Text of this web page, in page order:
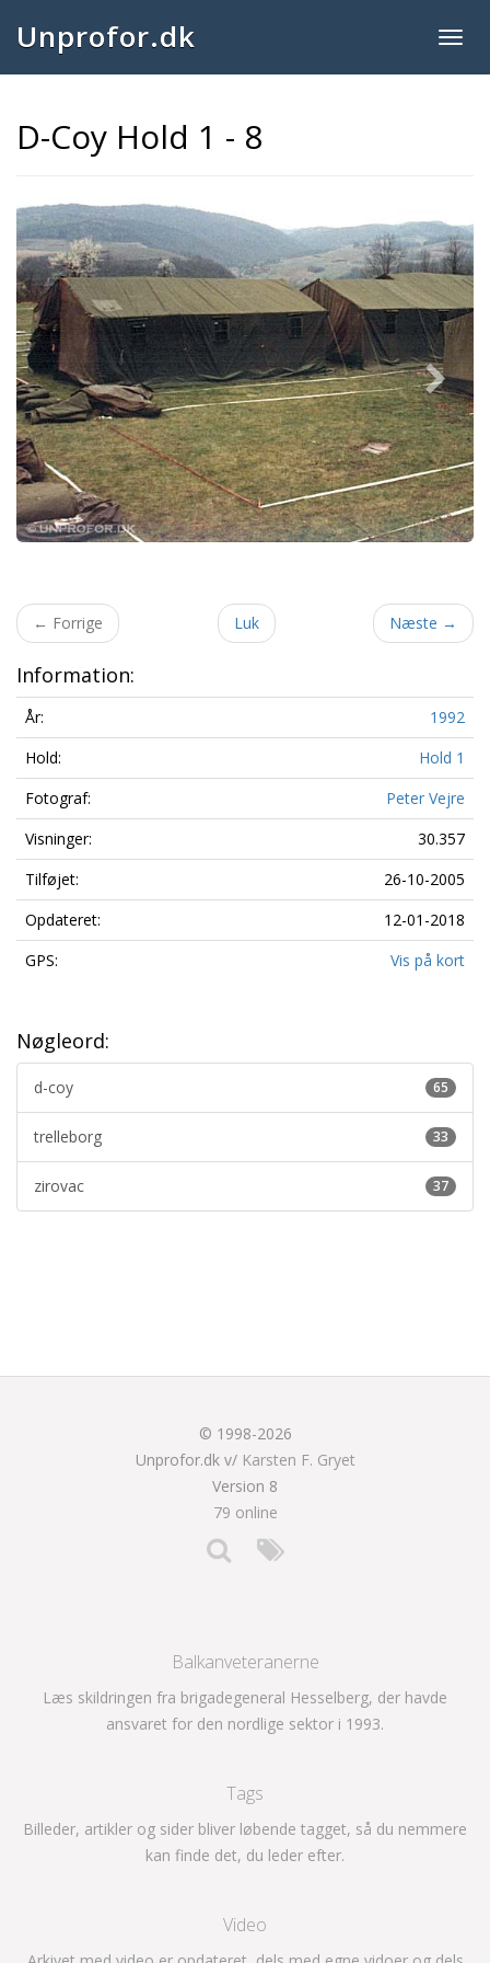
Unprofor.dk
D-Coy Hold 1 - 8
← Forrige Luk Næste →
Information:
År:
1992
Hold:
Hold 1
Fotograf:
Peter Vejre
Visninger:
30.357
Tilføjet:
26-10-2005
Opdateret:
12-01-2018
GPS:
Vis på kort
Nøgleord:
65
d-coy
33
trelleborg
37
zirovac
© 1998-2026
Unprofor.dk v/ Karsten F. Gryet
Version 8
79 online
Balkanveteranerne
Læs skildringen fra brigadegeneral Hesselberg, der havde
ansvaret for den nordlige sektor i 1993.
Tags
Billeder, artikler og sider bliver løbende tagget, så du nemmere
kan finde det, du leder efter.
Video